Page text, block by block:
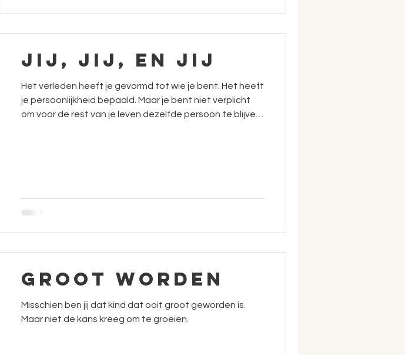
JIJ, JIJ, en JIJ
Het verleden heeft je gevormd tot wie je bent. Het heeft
je persoonlijkheid bepaald. Maar je bent niet verplicht
om voor de rest van je leven dezelfde persoon te blijve
verandering in mogelijk
Groot worden
Misschien ben jij dat kind dat ooit groot geworden is.
Maar niet de kans kreeg om te groeien.